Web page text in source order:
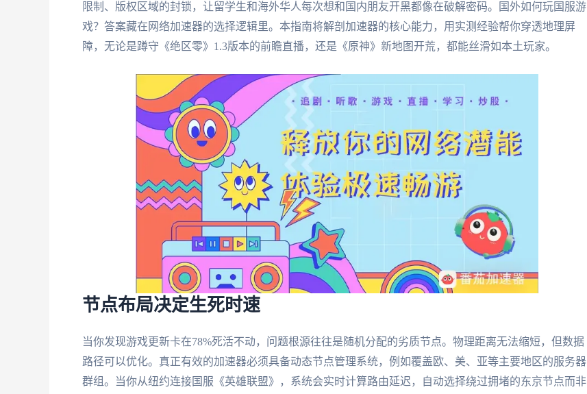
限制、版权区域的封锁，让留学生和海外华人每次想和国内朋友开黑都像在破解密码。国外如何玩国服游
戏？答案藏在网络加速器的选择逻辑里。本指南将解剖加速器的核心能力，用实测经验帮你穿透地理屏
障，无论是蹲守《绝区零》1.3版本的前瞻直播，还是《原神》新地图开荒，都能丝滑如本土玩家。
节点布局决定生死时速
当你发现游戏更新卡在78%死活不动，问题根源往往是随机分配的劣质节点。物理距离无法缩短，但数据
路径可以优化。真正有效的加速器必须具备动态节点管理系统，例如覆盖欧、美、亚等主要地区的服务器
群组。当你从纽约连接国服《英雄联盟》，系统会实时计算路由延迟，自动选择绕过拥堵的东京节点而非